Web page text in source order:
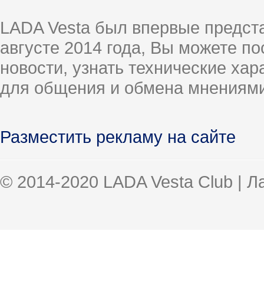
LADA Vesta был впервые
августе 2014 года, Вы можете
новости, узнать технические
для общения и обмена
Разместить рекламу на сайте
© 2014-2020 LADA Vesta Club |